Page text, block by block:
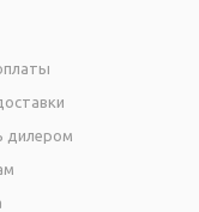
дилером